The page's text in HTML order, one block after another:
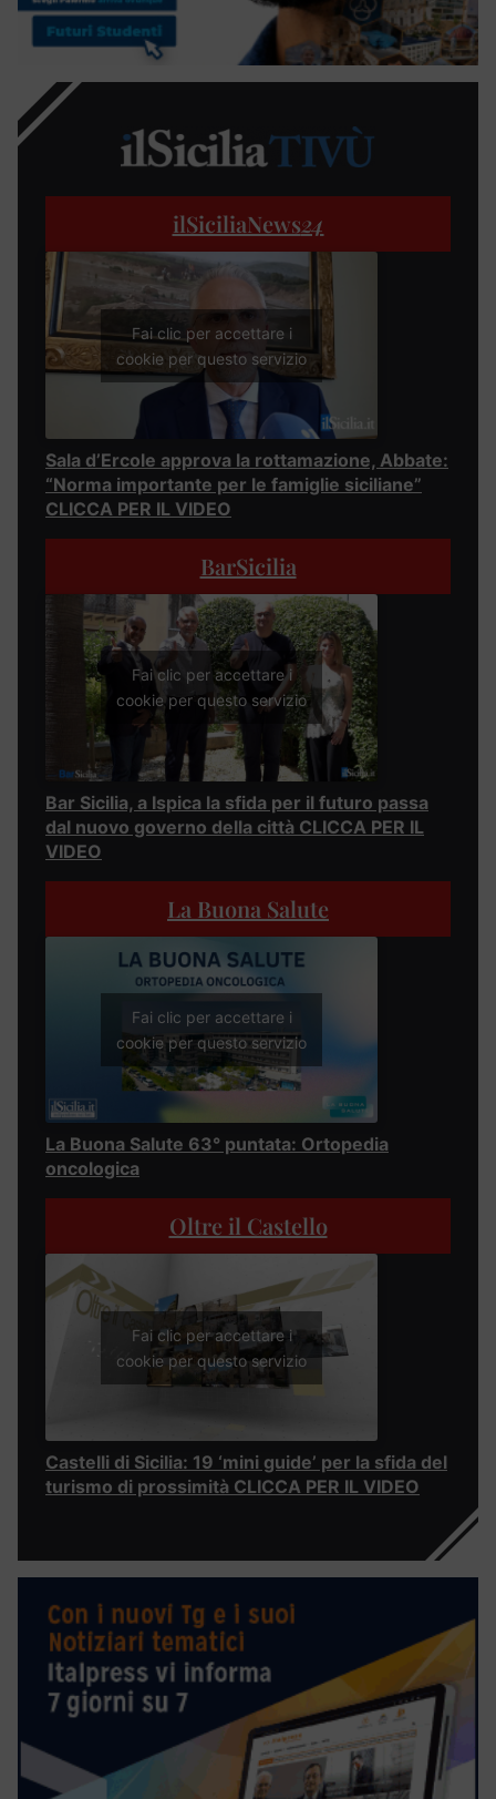
ilSiciliaNews24
Fai clic per accettare i
cookie per questo servizio
Sala d’Ercole approva la rottamazione, Abbate:
“Norma importante per le famiglie siciliane”
CLICCA PER IL VIDEO
BarSicilia
Fai clic per accettare i
cookie per questo servizio
Bar Sicilia, a Ispica la sfida per il futuro passa
dal nuovo governo della città CLICCA PER IL
VIDEO
La Buona Salute
Fai clic per accettare i
cookie per questo servizio
La Buona Salute 63° puntata: Ortopedia
oncologica
Oltre il Castello
Fai clic per accettare i
cookie per questo servizio
Castelli di Sicilia: 19 ‘mini guide’ per la sfida del
turismo di prossimità CLICCA PER IL VIDEO